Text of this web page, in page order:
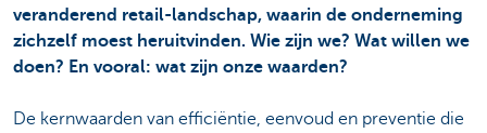
veranderend retail-landschap, waarin de onderneming
zichzelf moest heruitvinden. Wie zijn we? Wat willen we
doen? En vooral: wat zijn onze waarden?
De kernwaarden van efficiëntie, eenvoud en preventie die